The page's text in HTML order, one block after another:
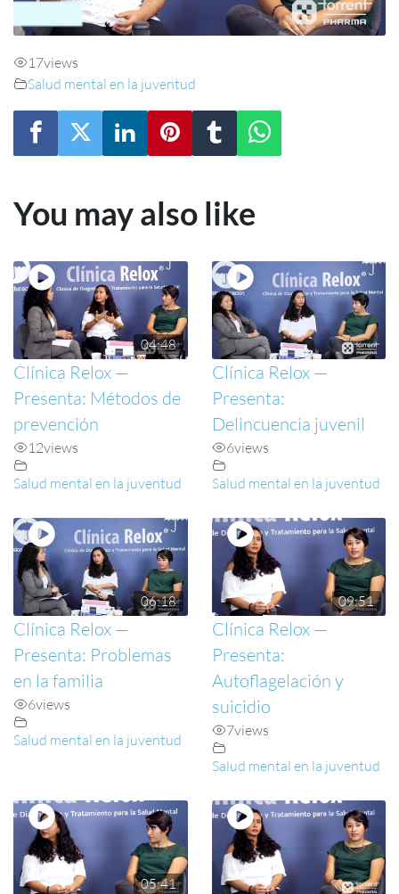
17views
Salud mental en la juventud
You may also like
04:48
Clínica Relox —
Presenta: Métodos de
prevención
12views
Salud mental en la juventud
Clínica Relox —
Presenta:
Delincuencia juvenil
6views
Salud mental en la juventud
06:18
Clínica Relox —
Presenta: Problemas
en la familia
6views
Salud mental en la juventud
09:51
Clínica Relox —
Presenta:
Autoflagelación y
suicidio
7views
Salud mental en la juventud
05:41